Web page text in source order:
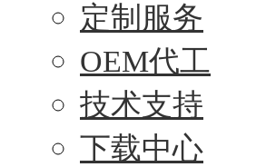
定制服务
OEM代工
技术支持
下载中心